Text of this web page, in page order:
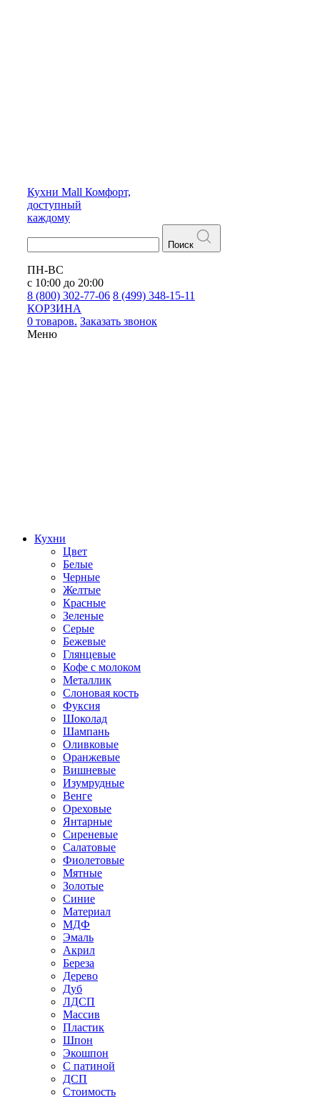
Кухни Mall Комфорт,
доступный
каждому
Поиск
ПН-ВС
с 10:00 до 20:00
8 (800) 302-77-06 8 (499) 348-15-11
КОРЗИНА
0 товаров. Заказать звонок
Меню
Кухни
Цвет
Белые
Черные
Желтые
Красные
Зеленые
Серые
Бежевые
Глянцевые
Кофе с молоком
Металлик
Слоновая кость
Фуксия
Шоколад
Шампань
Оливковые
Оранжевые
Вишневые
Изумрудные
Венге
Ореховые
Янтарные
Сиреневые
Салатовые
Фиолетовые
Мятные
Золотые
Синие
Материал
МДФ
Эмаль
Акрил
Береза
Дерево
Дуб
ЛДСП
Массив
Пластик
Шпон
Экошпон
С патиной
ДСП
Стоимость